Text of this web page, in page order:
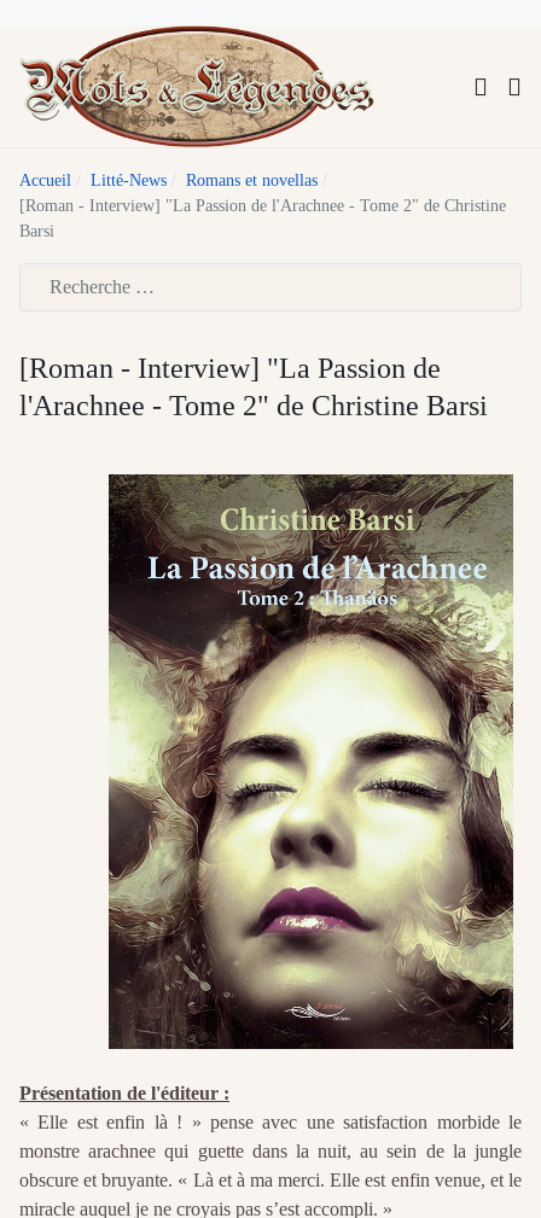
Accueil Litté-News
Romans et novellas
[Roman - Interview] "La Passion de l'Arachnee - Tome 2" de Christine
Barsi
[Roman - Interview] "La Passion de
l'Arachnee - Tome 2" de Christine Barsi
Présentation de l'éditeur :
« Elle est enfin là ! » pense avec une satisfaction morbide le
monstre arachnee qui guette dans la nuit, au sein de la jungle
obscure et bruyante. « Là et à ma merci. Elle est enfin venue, et le
miracle auquel je ne croyais pas s’est accompli. »